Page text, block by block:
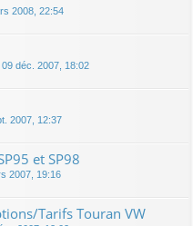
2008, 22:54
09 déc. 2007, 18:02
2007, 12:37
et SP98
2007, 19:16
Tarifs Touran VW